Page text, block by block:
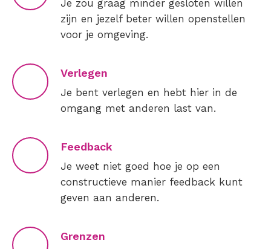
Je zou graag minder gesloten willen
zijn en jezelf beter willen openstellen
voor je omgeving.
Verlegen
Je bent verlegen en hebt hier in de
omgang met anderen last van.
Feedback
Je weet niet goed hoe je op een
constructieve manier feedback kunt
geven aan anderen.
Grenzen